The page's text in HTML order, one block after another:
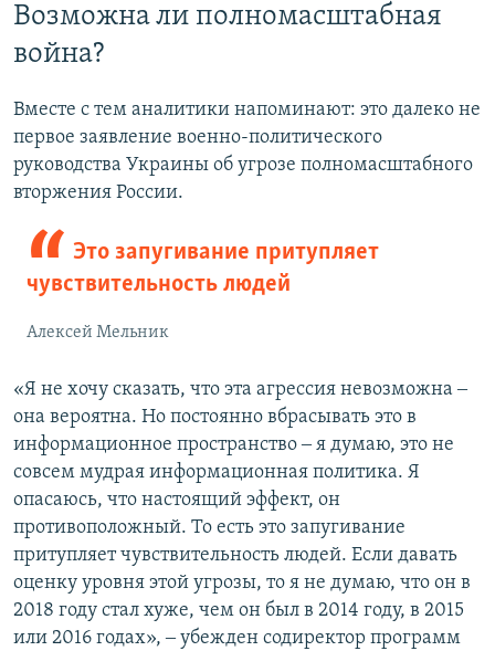
Возможна ли полномасштабная
война?
Вместе с тем аналитики напоминают: это далеко не
первое заявление военно-политического
руководства Украины об угрозе полномасштабного
вторжения России.
Это запугивание притупляет
чувствительность людей
Алексей Мельник
«Я не хочу сказать, что эта агрессия невозможна ‒
она вероятна. Но постоянно вбрасывать это в
информационное пространство ‒ я думаю, это не
совсем мудрая информационная политика. Я
опасаюсь, что настоящий эффект, он
противоположный. То есть это запугивание
притупляет чувствительность людей. Если давать
оценку уровня этой угрозы, то я не думаю, что он в
2018 году стал хуже, чем он был в 2014 году, в 2015
или 2016 годах», ‒ убежден содиректор программ